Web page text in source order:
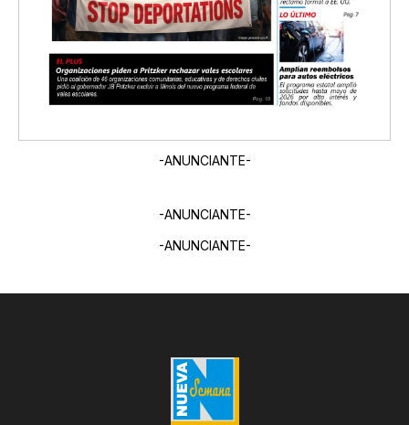
-ANUNCIANTE-
-ANUNCIANTE-
-ANUNCIANTE-